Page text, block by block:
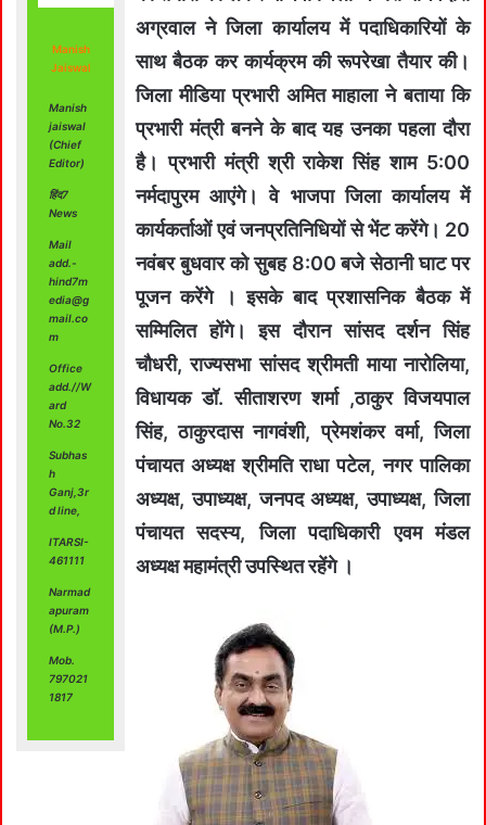
Manish
Jaiswal
Manish
jaiswal
(Chief
Editor)
हिंद7
News
Mail
add.-
hind7m
edia@g
mail.co
m
Office
add.//W
ard
No.32
Subhas
h
Ganj,3r
d line,
ITARSI-
461111
Narmad
apuram
(M.P.)
Mob.
797021
1817
अग्रवाल ने जिला कार्यालय में पदाधिकारियों के
साथ बैठक कर कार्यक्रम की रूपरेखा तैयार की।
जिला मीडिया प्रभारी अमित माहाला ने बताया कि
प्रभारी मंत्री बनने के बाद यह उनका पहला दौरा
है। प्रभारी मंत्री श्री राकेश सिंह शाम 5:00
नर्मदापुरम आएंगे। वे भाजपा जिला कार्यालय में
कार्यकर्ताओं एवं जनप्रतिनिधियों से भेंट करेंगे। 20
नवंबर बुधवार को सुबह 8:00 बजे सेठानी घाट पर
पूजन करेंगे । इसके बाद प्रशासनिक बैठक में
सम्मिलित होंगे। इस दौरान सांसद दर्शन सिंह
चौधरी, राज्यसभा सांसद श्रीमती माया नारोलिया,
विधायक डॉ. सीताशरण शर्मा ,ठाकुर विजयपाल
सिंह, ठाकुरदास नागवंशी, प्रेमशंकर वर्मा, जिला
पंचायत अध्यक्ष श्रीमति राधा पटेल, नगर पालिका
अध्यक्ष, उपाध्यक्ष, जनपद अध्यक्ष, उपाध्यक्ष, जिला
पंचायत सदस्य, जिला पदाधिकारी एवम मंडल
अध्यक्ष महामंत्री उपस्थित रहेंगे ।